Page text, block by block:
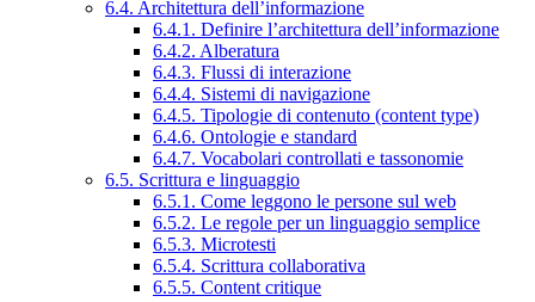
6.4. Architettura dell’informazione
6.4.1. Definire l’architettura dell’informazione
6.4.2. Alberatura
6.4.3. Flussi di interazione
6.4.4. Sistemi di navigazione
6.4.5. Tipologie di contenuto (content type)
6.4.6. Ontologie e standard
6.4.7. Vocabolari controllati e tassonomie
6.5. Scrittura e linguaggio
6.5.1. Come leggono le persone sul web
6.5.2. Le regole per un linguaggio semplice
6.5.3. Microtesti
6.5.4. Scrittura collaborativa
6.5.5. Content critique